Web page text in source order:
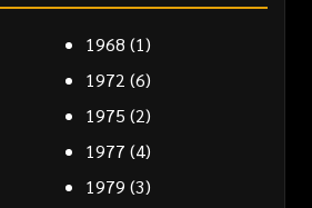
1968 (1)
1972 (6)
1975 (2)
1977 (4)
1979 (3)